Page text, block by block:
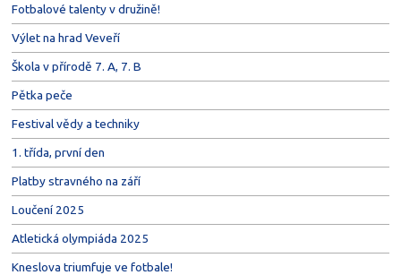
Fotbalové talenty v družině!
Výlet na hrad Veveří
Škola v přírodě 7. A, 7. B
Pětka peče
Festival vědy a techniky
1. třída, první den
Platby stravného na září
Loučení 2025
Atletická olympiáda 2025
Kneslova triumfuje ve fotbale!